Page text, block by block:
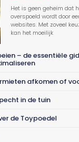
Het is geen geheim dat
overspoeld wordt door
websites. Met zoveel
kan het moeilijk
– de essentiële
afkomen of
in de tuin
de Toypoedel